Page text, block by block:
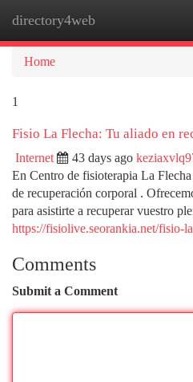
directory4web
Home
1
Fisio La Flecha: Tu aliado en
Internet 43 days ago
En Centro de fisioterapia La
de recuperación corporal .
para asistirte a recuperar vuestro
https://fisiolive.seorankia.net/fisio-
Comments
Submit a Comment